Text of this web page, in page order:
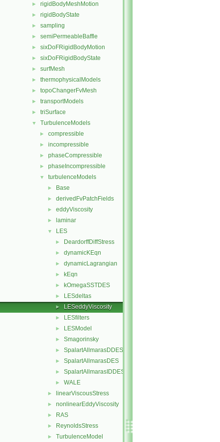
► rigidBodyMeshMotion
► rigidBodyState
► sampling
► semiPermeableBaffle
► sixDoFRigidBodyMotion
► sixDoFRigidBodyState
► surfMesh
► thermophysicalModels
► topoChangerFvMesh
► transportModels
► triSurface
▼ TurbulenceModels
► compressible
► incompressible
► phaseCompressible
► phaseIncompressible
▼ turbulenceModels
► Base
► derivedFvPatchFields
► eddyViscosity
► laminar
▼ LES
► DeardorffDiffStress
► dynamicKEqn
► dynamicLagrangian
► kEqn
► kOmegaSSTDES
► LESdeltas
► LESeddyViscosity
► LESfilters
► LESModel
► Smagorinsky
► SpalartAllmarasDDES
► SpalartAllmarasDES
► SpalartAllmarasIDDES
► WALE
► linearViscousStress
► nonlinearEddyViscosity
► RAS
► ReynoldsStress
► TurbulenceModel